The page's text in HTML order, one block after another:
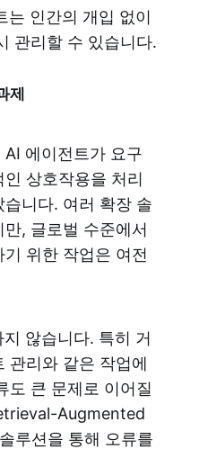
는 인간의 개입 없이
관리할 수 있습니다.
제
에이전트가 요구
상호작용을 처리
니다. 여러 확장 솔
, 글로벌 수준에서
위한 작업은 여전
않습니다. 특히 거
관리와 같은 작업에
도 큰 문제로 이어질
Augmented
루션을 통해 오류를